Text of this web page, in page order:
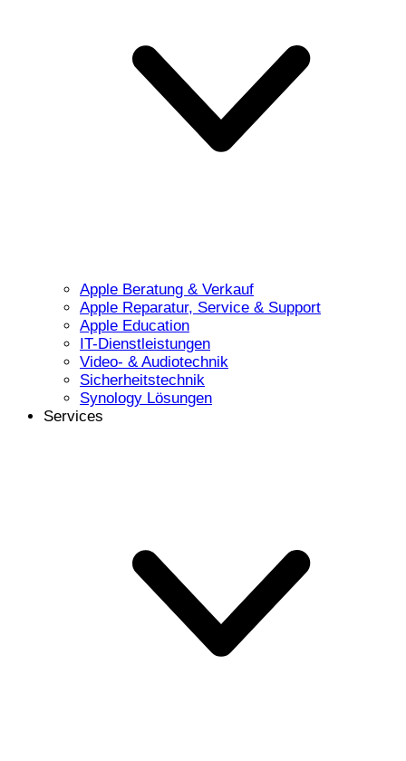
Apple Beratung & Verkauf
Apple Reparatur, Service & Support
Apple Education
IT-Dienstleistungen
Video- & Audiotechnik
Sicherheitstechnik
Synology Lösungen
Services